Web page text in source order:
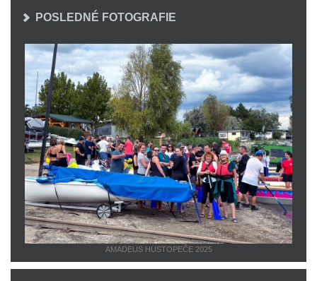
POSLEDNÉ FOTOGRAFIE
AMADEUS HUSTOPEČE 2025